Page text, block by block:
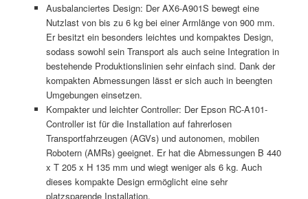
Ausbalanciertes Design: Der AX6-A901S bewegt eine
Nutzlast von bis zu 6 kg bei einer Armlänge von 900 mm.
Er besitzt ein besonders leichtes und kompaktes Design,
sodass sowohl sein Transport als auch seine Integration in
bestehende Produktionslinien sehr einfach sind. Dank der
kompakten Abmessungen lässt er sich auch in beengten
Umgebungen einsetzen.
Kompakter und leichter Controller: Der Epson RC-A101-
Controller ist für die Installation auf fahrerlosen
Transportfahrzeugen (AGVs) und autonomen, mobilen
Robotern (AMRs) geeignet. Er hat die Abmessungen B 440
x T 205 x H 135 mm und wiegt weniger als 6 kg. Auch
dieses kompakte Design ermöglicht eine sehr
platzsparende Installation.